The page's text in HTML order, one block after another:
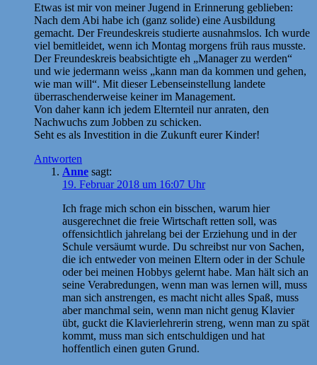
Etwas ist mir von meiner Jugend in Erinnerung geblieben:
Nach dem Abi habe ich (ganz solide) eine Ausbildung
gemacht. Der Freundeskreis studierte ausnahmslos. Ich wurde
viel bemitleidet, wenn ich Montag morgens früh raus musste.
Der Freundeskreis beabsichtigte eh „Manager zu werden“
und wie jedermann weiss „kann man da kommen und gehen,
wie man will“. Mit dieser Lebenseinstellung landete
überraschenderweise keiner im Management.
Von daher kann ich jedem Elternteil nur anraten, den
Nachwuchs zum Jobben zu schicken.
Seht es als Investition in die Zukunft eurer Kinder!
Antworten
Anne sagt:
19. Februar 2018 um 16:07 Uhr
Ich frage mich schon ein bisschen, warum hier
ausgerechnet die freie Wirtschaft retten soll, was
offensichtlich jahrelang bei der Erziehung und in der
Schule versäumt wurde. Du schreibst nur von Sachen,
die ich entweder von meinen Eltern oder in der Schule
oder bei meinen Hobbys gelernt habe. Man hält sich an
seine Verabredungen, wenn man was lernen will, muss
man sich anstrengen, es macht nicht alles Spaß, muss
aber manchmal sein, wenn man nicht genug Klavier
übt, guckt die Klavierlehrerin streng, wenn man zu spät
kommt, muss man sich entschuldigen und hat
hoffentlich einen guten Grund.